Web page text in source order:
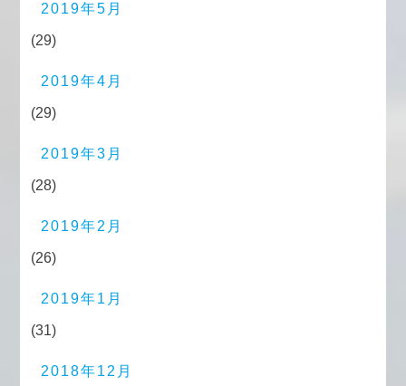
2019年5月
(29)
2019年4月
(29)
2019年3月
(28)
2019年2月
(26)
2019年1月
(31)
2018年12月